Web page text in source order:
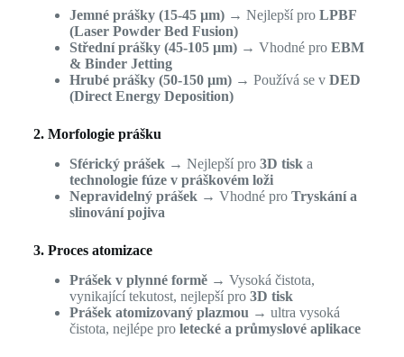
Jemné prášky (15-45 µm)→ Nejlepší pro LPBF
(Laser Powder Bed Fusion)
Střední prášky (45-105 µm)→ Vhodné pro EBM
& Binder Jetting
Hrubé prášky (50-150 µm)→ Používá se v DED
(Direct Energy Deposition)
2. Morfologie prášku
Sférický prášek→ Nejlepší pro 3D tiska
technologie fúze v práškovém loži
Nepravidelný prášek→ Vhodné pro Tryskání a
slinování pojiva
3. Proces atomizace
Prášek v plynné formě→ Vysoká čistota,
vynikající tekutost, nejlepší pro 3D tisk
Prášek atomizovaný plazmou → ultra vysoká
čistota, nejlépe pro letecké a průmyslové aplikace